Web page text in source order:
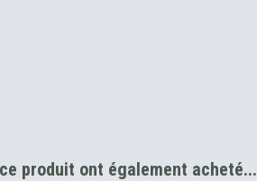
produit ont également acheté...